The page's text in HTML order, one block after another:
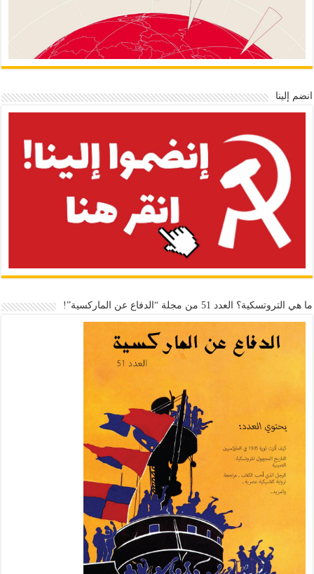
انضم إلينا
ما هي التروتسكية؟ العدد 51 من مجلة “الدفاع عن الماركسية”!